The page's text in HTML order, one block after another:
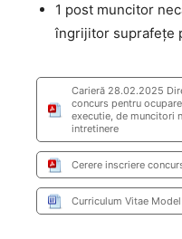
1 post muncitor
îngrijitor suprafeţe
Carieră 28.02.2025
concurs pentru
executie, de muncitori
intretinere
Cerere inscriere
Curriculum Vitae